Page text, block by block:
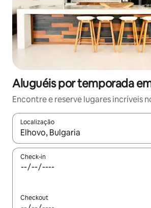
Aluguéis por temporada
Encontre e reserve lugares incríveis
Localização
Quando os resultados estiverem
Check-in
Checkout